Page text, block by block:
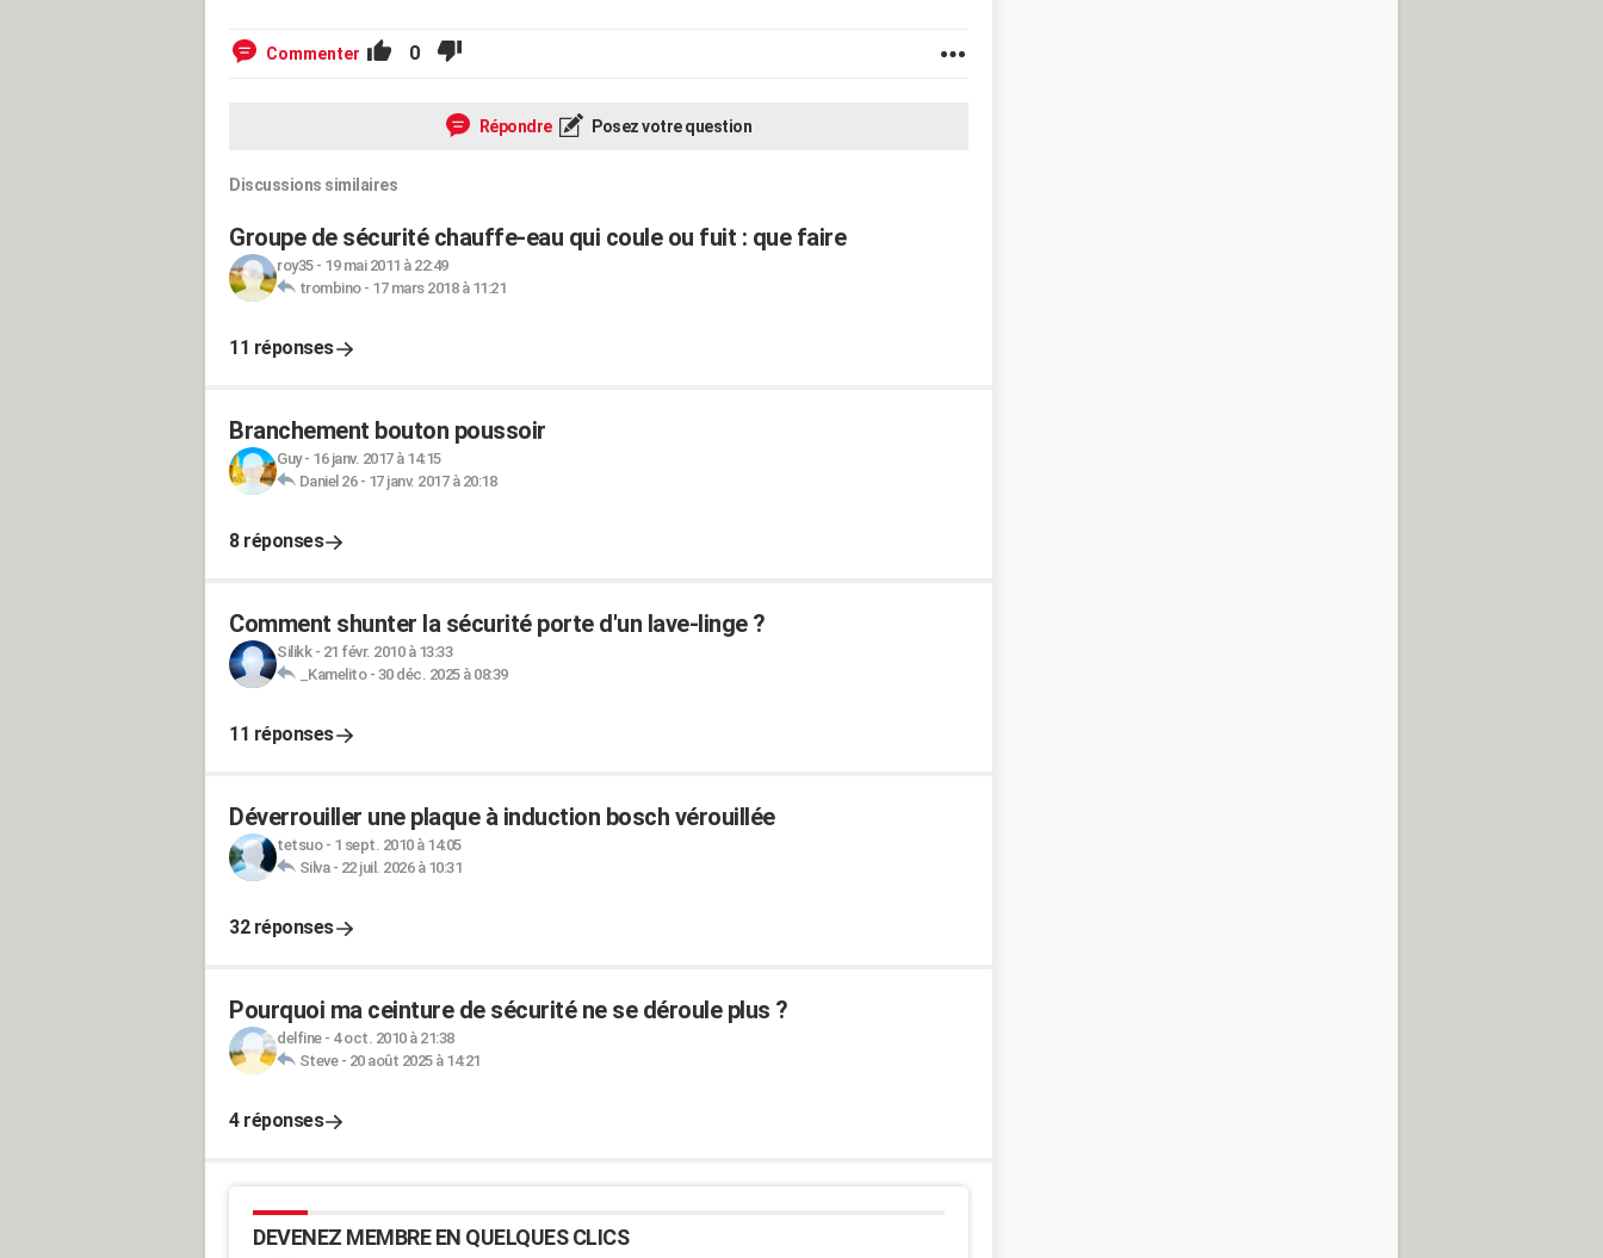
Commenter 0
Répondre Posez votre question
Discussions similaires
Groupe de sécurité chauffe-eau qui coule ou fuit : que faire
roy35- 19 mai 2011 à 22:49
trombino- 17 mars 2018 à 11:21
11 réponses
Branchement bouton poussoir
Guy- 16 janv. 2017 à 14:15
Daniel 26- 17 janv. 2017 à 20:18
8 réponses
Comment shunter la sécurité porte d'un lave-linge ?
Silikk- 21 févr. 2010 à 13:33
_Kamelito- 30 déc. 2025 à 08:39
11 réponses
Déverrouiller une plaque à induction bosch vérouillée
tetsuo- 1 sept. 2010 à 14:05
Silva- 22 juil. 2026 à 10:31
32 réponses
Pourquoi ma ceinture de sécurité ne se déroule plus ?
delfine- 4 oct. 2010 à 21:38
Steve- 20 août 2025 à 14:21
4 réponses
DEVENEZ MEMBRE EN QUELQUES CLICS